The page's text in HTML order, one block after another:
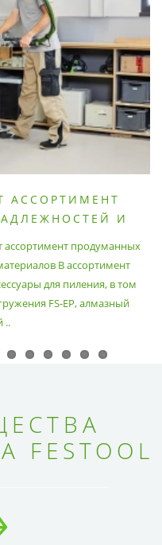
АССОРТИМЕНТ
И
ассортимент продуманных
В ассортимент
для пиления, в том
FS-EP, алмазный
..